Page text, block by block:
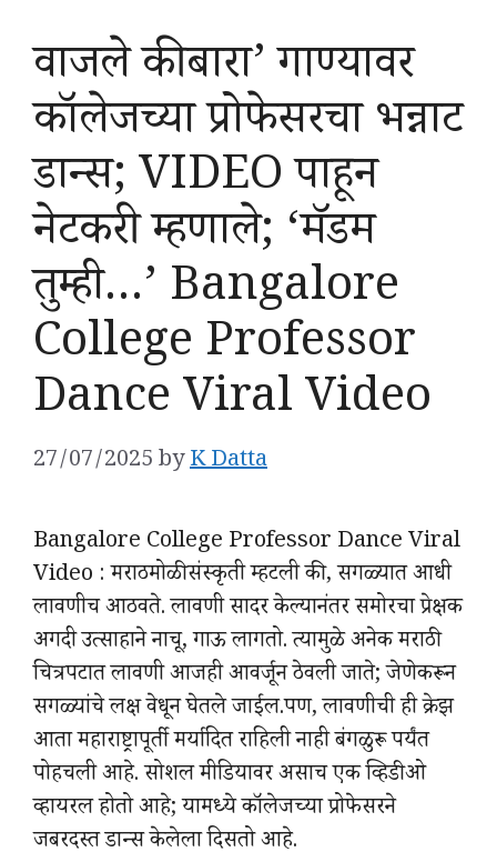
वाजले की बारा’ गाण्यावर
कॉलेजच्या प्रोफेसरचा भन्नाट
डान्स; VIDEO पाहून
नेटकरी म्हणाले; ‘मॅडम
तुम्ही…’ Bangalore
College Professor
Dance Viral Video
27/07/2025byK Datta
Bangalore College Professor Dance Viral
Video : मराठमोळी संस्कृती म्हटली की, सगळ्यात आधी
लावणीच आठवते. लावणी सादर केल्यानंतर समोरचा प्रेक्षक
अगदी उत्साहाने नाचू, गाऊ लागतो. त्यामुळे अनेक मराठी
चित्रपटात लावणी आजही आवर्जून ठेवली जाते; जेणेकरून
सगळ्यांचे लक्ष वेधून घेतले जाईल.पण, लावणीची ही क्रेझ
आता महाराष्ट्रापूर्ती मर्यादित राहिली नाही बंगळुरू पर्यंत
पोहचली आहे. सोशल मीडियावर असाच एक व्हिडीओ
व्हायरल होतो आहे; यामध्ये कॉलेजच्या प्रोफेसरने
जबरदस्त डान्स केलेला दिसतो आहे.